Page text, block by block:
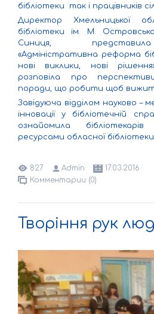
бібліотеки так і працівників
Директор Хмельницької
бібліотеки ім. М.
Синиця,
«Адміністративна реформа
нові виклики, нові
розповіла про
поради, що робити щоб
Завідуюча відділом науково
інновації у бібліотечній
ознайомила
ресурсами обласної бібліотеки
827 Admin
17.03.2016
Комментарии (0)
Творіння рук